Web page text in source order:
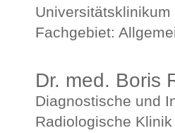
Universitätsklinikum
Fachgebiet:
Dr. med. Boris
Diagnostische und
Radiologische Klinik